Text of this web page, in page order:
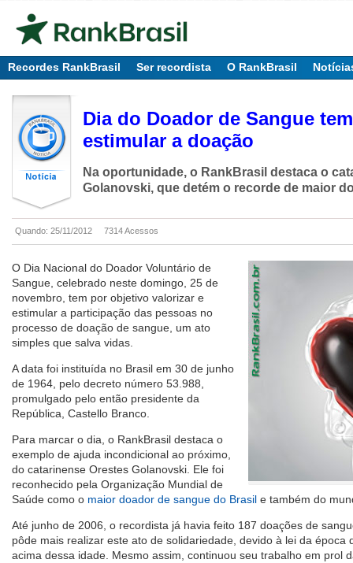
Recordes RankBrasil Ser recordista O RankBrasil
Dia do Doador de Sangue
estimular a doação
Na oportunidade, o RankBrasil destaca o
Golanovski, que detém o recorde de maior
Quando: 25/11/2012 7314 Acessos
O Dia Nacional do Doador Voluntário de
Sangue, celebrado neste domingo, 25 de
novembro, tem por objetivo valorizar e
estimular a participação das pessoas no
processo de doação de sangue, um ato
simples que salva vidas.
A data foi instituída no Brasil em 30 de junho
de 1964, pelo decreto número 53.988,
promulgado pelo então presidente da
República, Castello Branco.
Para marcar o dia, o RankBrasil destaca o
exemplo de ajuda incondicional ao próximo,
do catarinense Orestes Golanovski. Ele foi
reconhecido pela Organização Mundial de
Saúde como o maior doador de sangue do Brasil e também do
Até junho de 2006, o recordista já havia feito 187 doações de
pôde mais realizar este ato de solidariedade, devido à lei da época
acima dessa idade. Mesmo assim, continuou seu trabalho em prol